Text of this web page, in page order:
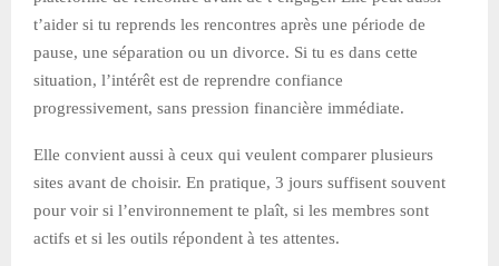
t’aider si tu reprends les rencontres après une période de
pause, une séparation ou un divorce. Si tu es dans cette
situation, l’intérêt est de reprendre confiance
progressivement, sans pression financière immédiate.
Elle convient aussi à ceux qui veulent comparer plusieurs
sites avant de choisir. En pratique, 3 jours suffisent souvent
pour voir si l’environnement te plaît, si les membres sont
actifs et si les outils répondent à tes attentes.